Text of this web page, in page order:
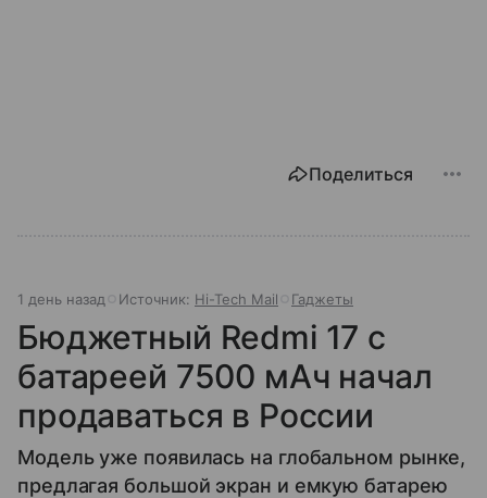
Поделиться
1 день назад Источник: Hi-Tech Mail Гаджеты
Бюджетный Redmi 17 с
батареей 7500 мАч начал
продаваться в России
Модель уже появилась на глобальном рынке,
предлагая большой экран и емкую батарею